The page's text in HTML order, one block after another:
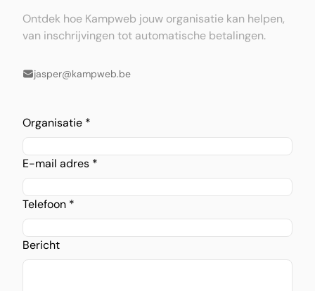
Ontdek hoe Kampweb jouw organisatie kan helpen,
van inschrijvingen tot automatische betalingen.
jasper@kampweb.be
Organisatie *
E-mail adres *
Telefoon *
Bericht